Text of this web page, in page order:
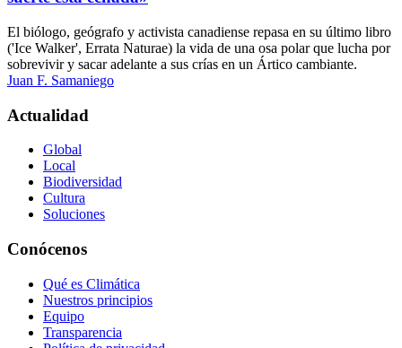
El biólogo, geógrafo y activista canadiense repasa en su último libro
('Ice Walker', Errata Naturae) la vida de una osa polar que lucha por
sobrevivir y sacar adelante a sus crías en un Ártico cambiante.
Juan F. Samaniego
Actualidad
Global
Local
Biodiversidad
Cultura
Soluciones
Conócenos
Qué es Climática
Nuestros principios
Equipo
Transparencia